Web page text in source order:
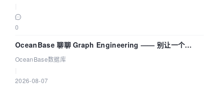
0
OceanBase 聊聊 Graph Engineering —— 别让一个
Agent 既当运动员又
OceanBase数据库
2026-08-07